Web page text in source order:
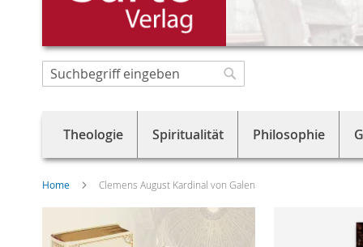
Direkt
zum
Suche
Theologie Spiritualität Philosophie
Home Clemens August Kardinal von Galen